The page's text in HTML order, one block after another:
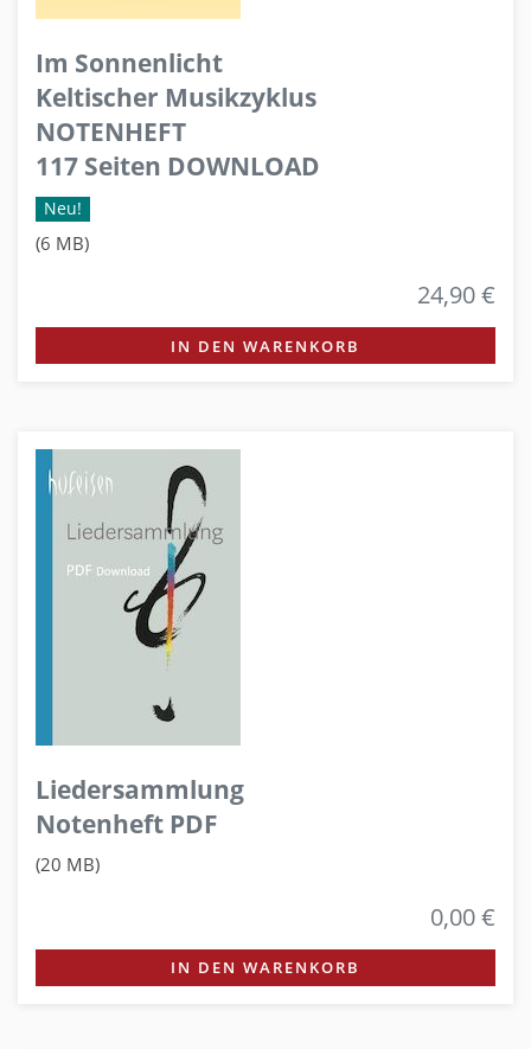
Im Sonnenlicht
Keltischer Musikzyklus
NOTENHEFT
117 Seiten DOWNLOAD
Neu!
(6 MB)
24,90 €
IN DEN WARENKORB
Liedersammlung
Notenheft PDF
(20 MB)
0,00 €
IN DEN WARENKORB